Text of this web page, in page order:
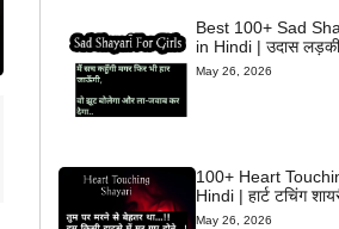
Best 100+ Sad
in Hindi | उदास लड़की
May 26, 2026
100+ Heart
Hindi | हार्ट टचिंग
May 26, 2026